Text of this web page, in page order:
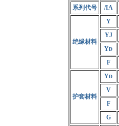
系列代号
/IA
绝缘材料
Y
YJ
YD
F
护套材料
YD
V
F
G